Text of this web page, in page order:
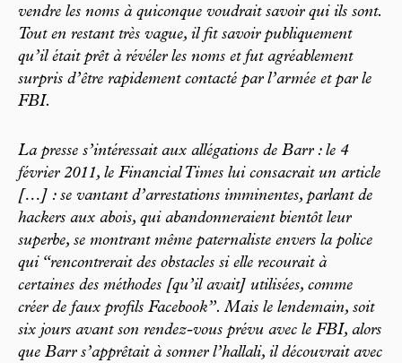
vendre les noms à quiconque voudrait savoir qui ils sont.
Tout en restant très vague, il fit savoir publiquement
qu’il était prêt à révéler les noms et fut agréablement
surpris d’être rapidement contacté par l’armée et par le
FBI.
La presse s’intéressait aux allégations de Barr : le 4
février 2011, le Financial Times lui consacrait un article
[…] : se vantant d’arrestations imminentes, parlant de
hackers aux abois, qui abandonneraient bientôt leur
superbe, se montrant même paternaliste envers la police
qui “rencontrerait des obstacles si elle recourait à
certaines des méthodes [qu’il avait] utilisées, comme
créer de faux profils Facebook”. Mais le lendemain, soit
six jours avant son rendez-vous prévu avec le FBI, alors
que Barr s’apprêtait à sonner l’hallali, il découvrait avec